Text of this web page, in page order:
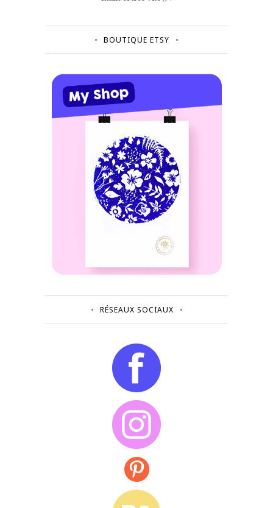
BOUTIQUE ETSY
RÉSEAUX SOCIAUX